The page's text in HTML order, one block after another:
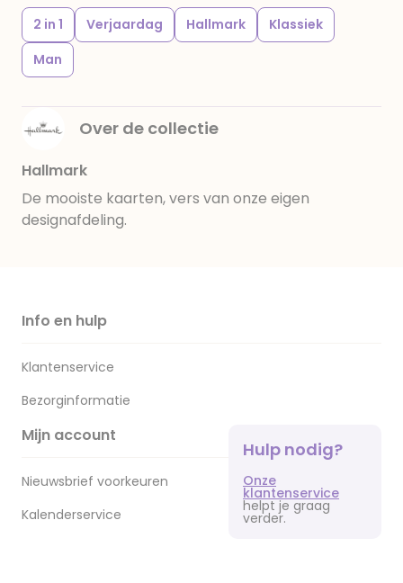
2 in 1 Verjaardag Hallmark
Klassiek
Man
Over de collectie
Hallmark
De mooiste kaarten, vers van onze eigen
designafdeling.
Info en hulp
Klantenservice
Bezorginformatie
Mijn account
Nieuwsbrief voorkeuren
Kalenderservice
Hulp nodig?
Onze
klantenservice
helpt je graag
verder.